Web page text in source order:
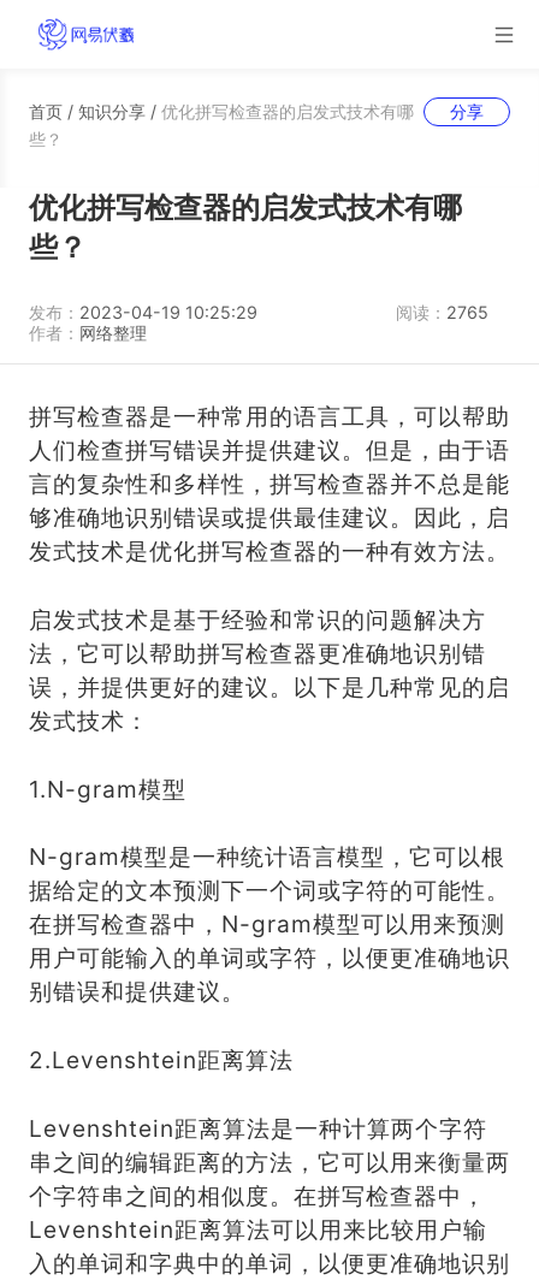
首页 / 知识分享 / 优化拼写检查器的启发式技术有哪
些？
分享
优化拼写检查器的启发式技术有哪
些？
发布： 2023-04-19 10:25:29 阅读： 2765
作者： 网络整理
拼写检查器是一种常用的语言工具，可以帮助
人们检查拼写错误并提供建议。但是，由于语
言的复杂性和多样性，拼写检查器并不总是能
够准确地识别错误或提供最佳建议。因此，启
发式技术是优化拼写检查器的一种有效方法。
启发式技术是基于经验和常识的问题解决方
法，它可以帮助拼写检查器更准确地识别错
误，并提供更好的建议。以下是几种常见的启
发式技术：
1.N-gram模型
N-gram模型是一种统计语言模型，它可以根
据给定的文本预测下一个词或字符的可能性。
在拼写检查器中，N-gram模型可以用来预测
用户可能输入的单词或字符，以便更准确地识
别错误和提供建议。
2.Levenshtein距离算法
Levenshtein距离算法是一种计算两个字符
串之间的编辑距离的方法，它可以用来衡量两
个字符串之间的相似度。在拼写检查器中，
Levenshtein距离算法可以用来比较用户输
入的单词和字典中的单词，以便更准确地识别